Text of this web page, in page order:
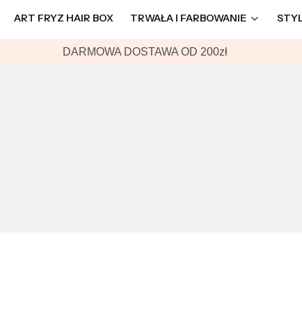
ART FRYZ HAIR BOX TRWAŁA I FARBOWANIE
DARMOWA DOSTAWA OD 200zł